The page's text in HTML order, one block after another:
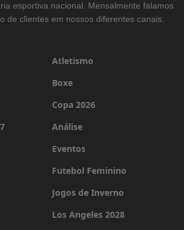
esportiva nacional. Mensalmente falamos
de clientes em nossos diferentes canais.
Atletismo
Boxe
Copa 2026
Análise
Eventos
Futebol Feminino
Jogos de Inverno
Los Angeles 2028